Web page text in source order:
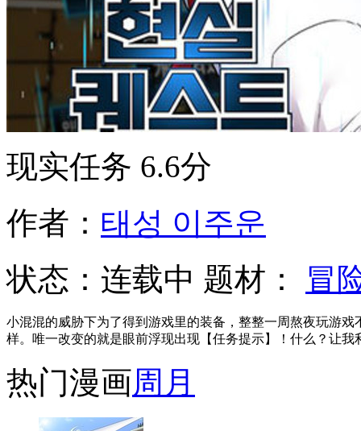
现实任务 6.6分
作者： 태성 이주운
状态： 连载中 题材： 冒
小混混的威胁下为了得到游戏里的装备，整整一周熬夜玩游
样。唯一改变的就是眼前浮现出现【任务提示】！什么？让
热门漫画周 月